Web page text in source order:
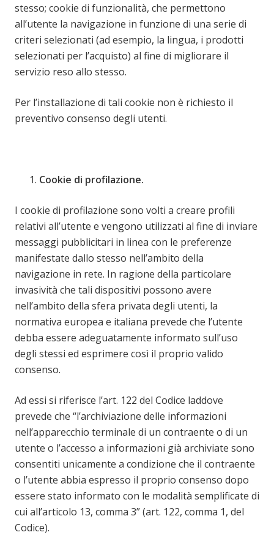
stesso; cookie di funzionalità, che permettono
all’utente la navigazione in funzione di una serie di
criteri selezionati (ad esempio, la lingua, i prodotti
selezionati per l’acquisto) al fine di migliorare il
servizio reso allo stesso.
Per l’installazione di tali cookie non è richiesto il
preventivo consenso degli utenti.
Cookie di profilazione.
I cookie di profilazione sono volti a creare profili
relativi all’utente e vengono utilizzati al fine di inviare
messaggi pubblicitari in linea con le preferenze
manifestate dallo stesso nell’ambito della
navigazione in rete. In ragione della particolare
invasività che tali dispositivi possono avere
nell’ambito della sfera privata degli utenti, la
normativa europea e italiana prevede che l’utente
debba essere adeguatamente informato sull’uso
degli stessi ed esprimere così il proprio valido
consenso.
Ad essi si riferisce l’art. 122 del Codice laddove
prevede che “l’archiviazione delle informazioni
nell’apparecchio terminale di un contraente o di un
utente o l’accesso a informazioni già archiviate sono
consentiti unicamente a condizione che il contraente
o l’utente abbia espresso il proprio consenso dopo
essere stato informato con le modalità semplificate di
cui all’articolo 13, comma 3” (art. 122, comma 1, del
Codice).